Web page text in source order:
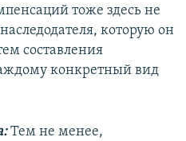
тоже здесь не
которую он
составления
конкретный вид
Тем не менее,